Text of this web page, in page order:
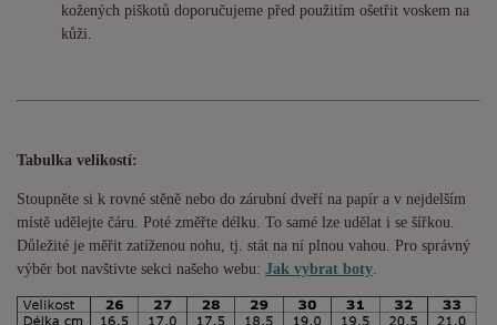
kožených piškotů doporučujeme před použitím ošetřit voskem na
kůži.
Tabulka velikostí:
Stoupněte si k rovné stěně nebo do zárubní dveří na papír a v nejdelším
místě udělejte čáru. Poté změřte délku. To samé lze udělat i se šířkou.
Důležité je měřit zatíženou nohu, tj. stát na ní plnou vahou. Pro správný
výběr bot navštivte sekci našeho webu: Jak vybrat boty